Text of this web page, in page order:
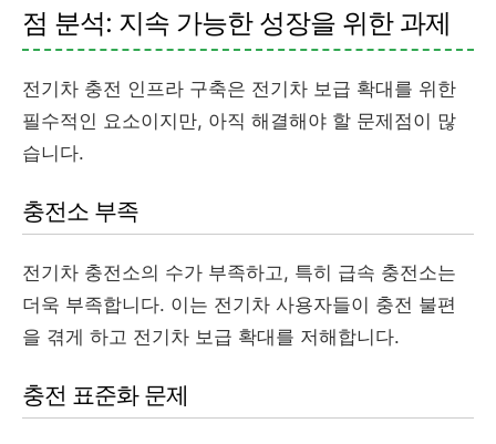
점 분석: 지속 가능한 성장을 위한 과제
전기차 충전 인프라 구축은 전기차 보급 확대를 위한
필수적인 요소이지만, 아직 해결해야 할 문제점이 많
습니다.
충전소 부족
전기차 충전소의 수가 부족하고, 특히 급속 충전소는
더욱 부족합니다. 이는 전기차 사용자들이 충전 불편
을 겪게 하고 전기차 보급 확대를 저해합니다.
충전 표준화 문제